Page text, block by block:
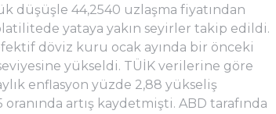
düşüşle 44,2540 uzlaşma fiyatından
yataya yakın seyirler takip edildi.
döviz kuru ocak ayında bir önceki
yükseldi. TÜİK verilerine göre
enflasyon yüzde 2,88 yükseliş
oranında artış kaydetmişti. ABD tarafında